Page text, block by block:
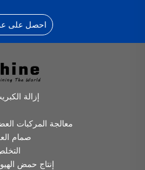
احصل على
إزالة
معالجة المركبات
صمام
إنتاج حمض